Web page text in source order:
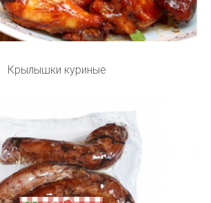
Крылышки куриные